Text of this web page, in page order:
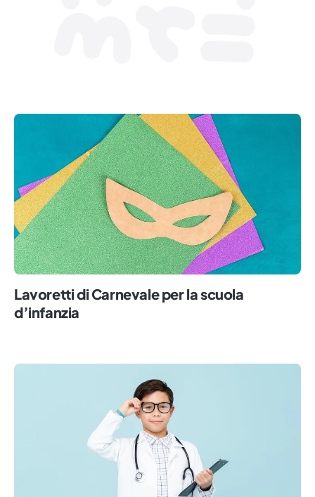
Lavoretti di Carnevale per la scuola
d’infanzia